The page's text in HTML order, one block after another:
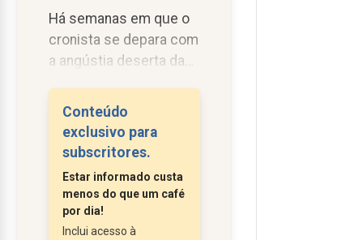
Há semanas em que o
cronista se depara com
a angústia deserta da
Noutras, a torrente de
factos é tal que a
verdadeira dificuldade
onde deixar cair a pena.
Na política regional, a
novela prossegue
Conteúdo
exclusivo para
subscritores.
Estar informado custa
menos do que um café
por dia!
Inclui acesso à